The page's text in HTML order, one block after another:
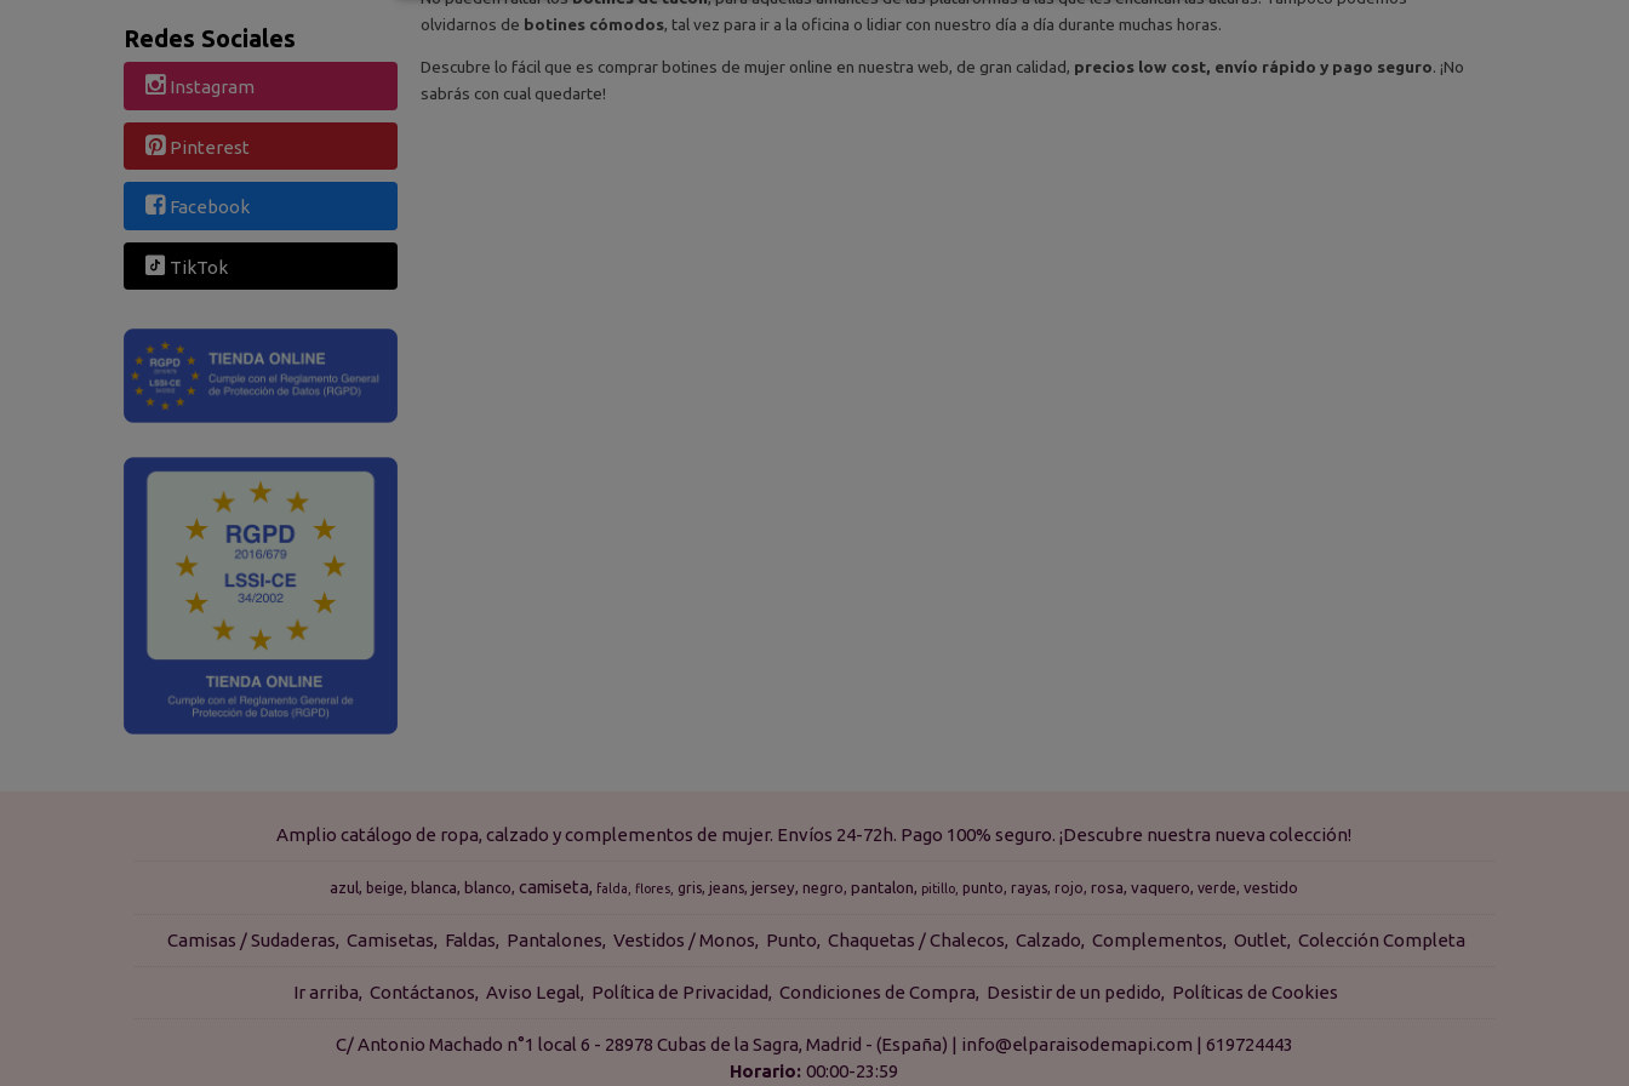
Redes Sociales
Instagram
Pinterest
Facebook
TikTok
olvidarnos de botines cómodos, tal vez para ir a la oficina o lidiar con nuestro día a día durante muchas horas.
Descubre lo fácil que es comprar botines de mujer online en nuestra web, de gran calidad, precios low cost, envío rápido y pago seguro. ¡No
sabrás con cual quedarte!
Amplio catálogo de ropa, calzado y complementos de mujer. Envíos 24-72h. Pago 100% seguro. ¡Descubre nuestra nueva colección!
azul beige blanca blanco camiseta falda flores gris jeans jersey negro pantalon pitillo punto rayas rojo rosa vaquero verde vestido
Camisas / Sudaderas Camisetas Faldas Pantalones Vestidos / Monos Punto Chaquetas / Chalecos Calzado Complementos Outlet Colección Completa
Ir arriba Contáctanos Aviso Legal Política de Privacidad Condiciones de Compra Desistir de un pedido Políticas de Cookies
C/ Antonio Machado n°1 local 6 - 28978 Cubas de la Sagra, Madrid - (España) | info@elparaisodemapi.com | 619724443
Horario:00:00-23:59